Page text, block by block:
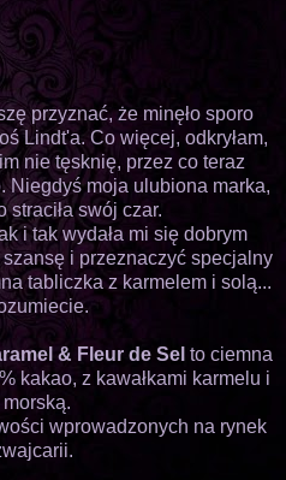
przyznać, że minęło sporo
Lindt'a. Co więcej, odkryłam,
nie tęsknię, przez co teraz
Niegdyś moja ulubiona marka,
straciła swój czar.
i tak wydała mi się dobrym
i przeznaczyć specjalny
tabliczka z karmelem i solą...
& Fleur de Sel to ciemna
kakao, z kawałkami karmelu i
wprowadzonych na rynek